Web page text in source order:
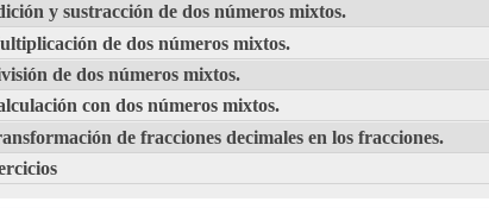
y sustracción de dos números mixtos.
de dos números mixtos.
de dos números mixtos.
con dos números mixtos.
de fracciones decimales en los fracciones.